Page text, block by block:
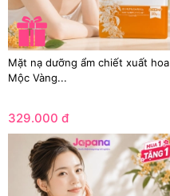
Mặt nạ dưỡng ẩm chiết xuất hoa
Mộc Vàng...
329.000 đ